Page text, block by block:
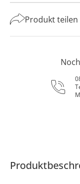
Produkt teilen